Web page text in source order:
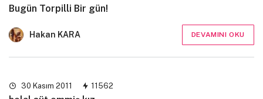
Bugün Torpilli Bir gün!
Hakan KARA DEVAMINI OKU
30 Kasım 2011 11562